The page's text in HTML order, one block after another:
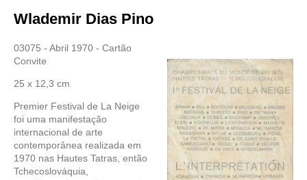
Wlademir Dias Pino
03075 - Abril 1970 - Cartão
Convite
25 x 12,3 cm
Premier Festival de La Neige foi uma manifestação internacional de arte contemporânea realizada em 1970 nas Hautes Tatras, então Tchecoslováquia, paralelamente ao Campeonato Mundial de Esqui de 1970. O evento apresentou a seção denominada L Interprétation, concebida como uma experiência de interpretação plástica e investigação conceitual relacionada à paisagem, à neve, ao espaço natural e às novas possibilidades da arte contemporânea.\n\nO convite postal preservado no Arquivo Wlademir Dias Pino documenta a circulação internacional de informações entre artistas, críticos e organizadores ligados às redes experimentais de arte do final da década de 1960 e início da década de 1970. A lista de participantes reúne nomes históricos da arte moderna, da arte conceitual, do novo realismo, da pop art, da poesia experimental e das práticas interdisciplinares internacionais.\n\nEntre os artistas identificados encontram se Arman, Umberto Boccioni, Pieter Brueghel, Christo, Marcel Duchamp, Jean Dubuffet, Genovés, Yves Klein, Roy Lichtenstein, René Magritte, Kazimir Malevich, Miralda, Claes Oldenburg, Niki de Saint Phalle, Antonio Segal, Tobias, Uecker, Leonardo da Vinci e Tom Wesselmann, além dos artistas vinculados diretamente ao núcleo L Interprétation, incluindo Adam?iak, Cyprich, Mlynár?ik e Urbásek.\n\nO documento evidencia o surgimento de uma nova dimensão da prática artística baseada na interpretação, na ação, na experimentação ambiental e na integração entre arte, natureza e espaço público. O festival constitui importante referência para estudos sobre arte conceitual internacional, intervenções ambientais, arte processual, comunicação visual e redes globais de circulação artística, contexto que dialoga com experiências contemporâneas desenvolvidas por artistas ligados ao Poema Processo, à poesia visual e à arte experimental latino americana.\n\n5. Main Salsa Text in English\n\nPremier Festival de La Neige was an international contemporary art event held in 1970 in the High Tatras, then Czechoslovakia, in parallel with the 1970 World Ski Championships. The event presented the section entitled L Interprétation, conceived as an experiment in visual interpretation and conceptual investigation related to landscape, snow, natural space and new possibilities for contemporary artistic practice.\n\nThe postal invitation preserved in the Wlademir Dias Pino Archive documents the international circulation of information among artists, critics and organizers connected to experimental art networks at the end of the 1960s and the beginning of the 1970s. The participant list brings together historic figures from modern art, conceptual art, Nouveau Réalisme, Pop Art, experimental poetry and interdisciplinary practices.\n\nIdentified participants include Arman, Umberto Boccioni, Pieter Brueghel, Christo, Marcel Duchamp, Jean Dubuffet, Genovés, Yves Klein, Roy Lichtenstein, René Magritte, Kazimir Malevich, Miralda, Claes Oldenburg, Niki de Saint Phalle, Antonio Segal, Tobias, Uecker, Leonardo da Vinci and Tom Wesselmann, together with artists directly associated with the L Interprétation section, including Adam?iak, Cyprich, Mlynár?ik and Urbásek.\n\nThe document records the emergence of a new artistic dimension based on interpretation, action, environmental experimentation and the integration of art, nature and public space. The festival is an important reference for the study of international conceptual art, environmental interventions, process based art, visual communication and global artistic networks, creating meaningful parallels with Poema Processo, visual poetry and Latin American experimental practices.\n\n6. Texto de observação em português\n\nInformação confirmada\n\nCartão convite postal do Premier Festival de La Neige\n\nHautes Tatras\n\nTchecoslováquia\n\n1970\n\nSeção L Interprétation\n\nEnvio postal para Wlademir Dias Pino\n\nCarimbo postal datado de abril de 1970\n\nLista internacional de artistas impressa no convite\n\nLeitura provável\n\nO convite funcionava simultaneamente como material de divulgação e como instrumento de articulação de uma rede internacional de artistas experimentais.\n\nHipótese curatorial\n\nA presença do endereço de Wlademir Dias Pino sugere o reconhecimento internacional das experiências brasileiras de vanguarda e sua inserção nos circuitos globais de arte conceitual e experimental.\n\n7. Observation Text in English\n\nConfirmed information\n\nPostal invitation card for Premier Festival de La Neige\n\nHigh Tatras\n\nCzechoslovakia\n\n1970\n\nL Interprétation section\n\nPostal mailing addressed to Wlademir Dias Pino\n\nApril 1970 postal stamp\n\nInternational list of artists printed on the invitation\n\nProbable reading\n\nThe invitation functioned both as promotional material and as a communication tool connecting an international network of experimental artists.\n\nCuratorial hypothesis\n\nThe presence of Wlademir Dias Pino's address suggests international recognition of Brazilian avant garde experimentation and its integration into global conceptual art networks.\n\n8. Resumo curto em português\n\nCartão convite do Premier Festival de La Neige realizado nas Hautes Tatras em 1970. Documento histórico de circulação internacional ligado à arte conceitual, intervenções ambientais e redes experimentais de arte contemporânea.\n\n9. Short Summary in English\n\nInvitation card for the Premier Festival de La Neige held in the High Tatras in 1970. Historic document of international circulation related to conceptual art, environmental interventions and experimental art networks.\n\n10. Curadoria identificada\n\nNão identificada no documento visível\n\n11. Organização identificada\n\nPremier Festival de La Neige\n\nChampionnats du Monde de Ski 1970\n\nHautes Tatras\n\n12. Instituições participantes\n\nChampionnats du Monde de Ski 1970\n\nOrganização do Festival de La Neige\n\n13. Artistas participantes\n\nArman\n\nUmberto Boccioni\n\nPieter Brueghel\n\nBrusse\n\nBrüning\n\nChristo\n\nDias\n\nDietmann\n\nDelvaux\n\nDobes\n\nMarcel Duchamp\n\nGenovés\n\nYves Klein\n\nKounellis\n\nRoy Lichtenstein\n\nRené Magritte\n\nKazimir Malevich\n\nDe Maria\n\nMiralda\n\nMlynár?ik\n\nNagasawa\n\nNitlaf\n\nClaes Oldenburg\n\nPiene\n\nLa Pietra\n\nRaysse\n\nNiki de Saint Phalle\n\nSanejouand\n\nSegal\n\nTobias\n\nUecker\n\nUrbásek\n\nLeonardo da Vinci\n\nTom Wesselmann\n\nAdam?iak\n\nCyprich\n\nMlynár?ik\n\nUrbásek\n\n14. Obras identificadas\n\nL Interprétation\n\nNão há obras individuais identificadas no convite\n\n15. Publicações associadas\n\nCartão convite postal\n\n16. Catálogos associados\n\nNão identificados\n\n17. Convites associados\n\nPremier Festival de La Neige 1970\n\n18. Cartazes associados\n\nNão identificados\n\n19. Documentos associados\n\nCartão convite postal\n\nCorrespondência internacional\n\nMaterial promocional do festival\n\n20. Lugares citados\n\nHautes Tatras\n\nTchecoslováquia\n\nRio de Janeiro\n\nGuanabara\n\n21. Países envolvidos\n\nTchecoslováquia\n\nBrasil\n\n22. Cidades envolvidas\n\nHautes Tatras\n\nRio de Janeiro\n\n23. Datas identificadas\n\n1970\n\nAbril de 1970\n\nCampeonato Mundial de Esqui de 1970\n\n24. Período da exposição\n\n1970\n\n25. Movimentos artísticos relacionados\n\nArte Conceitual\n\nLand Art\n\nArte Ambiental\n\nNovo Realismo\n\nPop Art\n\nArte Experimental\n\nArte Processual\n\nPoesia Experimental\n\nIntervenção Ambiental\n\nArte e Natureza\n\n26. Temas curatoriais identificados\n\nNeve como matéria artística\n\nPaisagem como suporte\n\nInterpretação visual\n\nArte e natureza\n\nArte internacional\n\nExperimentação interdisciplinar\n\nRede internacional de artistas\n\nComunicação postal\n\n27. Palavras chave em português\n\nPremier Festival de La Neige, Hautes Tatras, Tchecoslováquia, 1970, arte conceitual internacional, Land Art, arte ambiental, Christo, Duchamp, Klein, Magritte, Malevich, Wlademir Dias Pino, Poema Processo, arte experimental, comunicação postal, exposição histórica internacional\n\n28. Keywords in English\n\nPremier Festival de La Neige, High Tatras, Czechoslovakia, 1970, international conceptual art, Land Art, environmental art, Christo, Duchamp, Klein, Magritte, Malevich, Wlademir Dias Pino, Poema Processo, experimental art, postal communication, historic international exhibition\n\n29. Entidades nomeadas identificadas\n\nPremier Festival de La Neige\n\nL Interprétation\n\nChampionnats du Monde de Ski 1970\n\nHautes Tatras\n\nTchécoslovaquie\n\nWlademir Dias Pino\n\nMarcel Duchamp\n\nChristo\n\nRoy Lichtenstein\n\nRené Magritte\n\nKazimir Malevich\n\nYves Klein\n\nNiki de Saint Phalle\n\nTom Wesselmann\n\nClaes Oldenburg\n\nLeonardo da Vinci\n\n30. Conexões recomendadas para linkagem interna\n\nWlademir Dias Pino\n\nPoema Processo\n\nPoesia Visual\n\nArte Conceitual\n\nArte Postal\n\nCorrespondência Internacional\n\nExposições Históricas Internacionais\n\nArquivo Wlademir Dias Pino\n\nArquivo Álvaro de Sá\n\nArquivo Neide Sá\n\nRedes Internacionais de Arte Experimental\n\n31. Clusters temáticos recomendados\n\nPoema Processo\n\nArte Conceitual\n\nPoesia Experimental Internacional\n\nArte Postal e Mail Art\n\nRedes Internacionais de Arte Experimental\n\nExposições Históricas Internacionais\n\nSemiótica e Comunicação Visual\n\nCorrespondência Artística Internacional\n\nArquivo Wlademir Dias Pino\n\nHistória das Vanguardas Internacionais\n\n32. Sugestões de slug SEO\n\npremier-festival-de-la-neige-hautes-tatras-1970\n\nl-interpretation-art-conceptuel-international-1970\n\nfestival-de-la-neige-tchecoslovaquia-1970\n\nwlademir-dias-pino-premier-festival-de-la-neige\n\n33. Meta title SEO em português\n\nPremier Festival de La Neige 1970 | Hautes Tatras | Arte Conceitual Internacional\n\n34. SEO Meta Title in English\n\nPremier Festival de La Neige 1970 | High Tatras | International Conceptual Art\n\n35. Meta description em português\n\nCartão convite histórico do Premier Festival de La Neige realizado nas Hautes Tatras em 1970. Documento internacional